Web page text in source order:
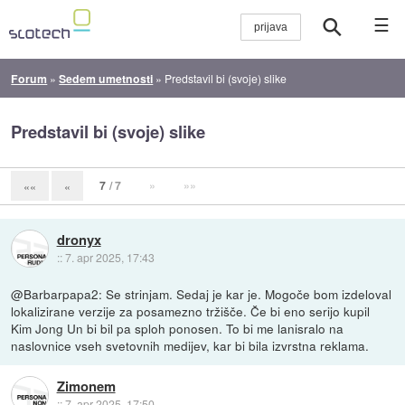
☰
Forum »Sedem umetnosti » Predstavil bi (svoje) slike
Predstavil bi (svoje) slike
«« « 7 / 7 » »»
dronyx
::7. apr 2025, 17:43
@Barbarpapa2: Se strinjam. Sedaj je kar je. Mogoče bom izdeloval
lokalizirane verzije za posamezno tržišče. Če bi eno serijo kupil
Kim Jong Un bi bil pa sploh ponosen. To bi me lanisralo na
naslovnice vseh svetovnih medijev, kar bi bila izvrstna reklama.
Zimonem